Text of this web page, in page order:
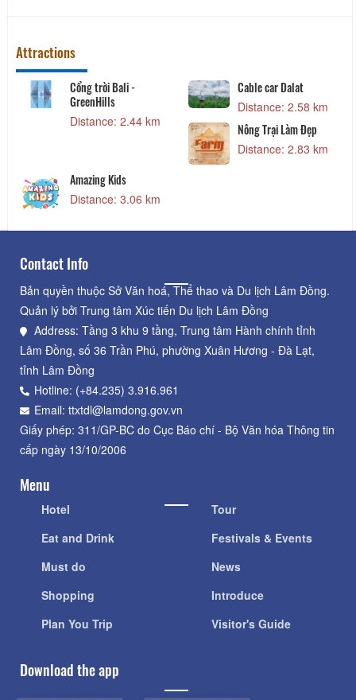
Attractions
Cổng trời Bali -
GreenHills
Distance: 2.44 km
Cable car Dalat
Distance: 2.58 km
Nông Trại Làm Đẹp
Distance: 2.83 km
Amazing Kids
Distance: 3.06 km
Contact Info
Bản quyền thuộc Sở Văn hoá, Thể thao và Du lịch Lâm Đồng.
Quản lý bởi Trung tâm Xúc tiến Du lịch Lâm Đồng
Address: Tầng 3 khu 9 tầng, Trung tâm Hành chính tỉnh
Lâm Đồng, số 36 Trần Phú, phường Xuân Hương - Đà Lạt,
tỉnh Lâm Đồng
Hotline: (+84.235) 3.916.961
Email: ttxtdl@lamdong.gov.vn
Giấy phép: 311/GP-BC do Cục Báo chí - Bộ Văn hóa Thông tin
cấp ngày 13/10/2006
Menu
Hotel
Eat and Drink
Must do
Shopping
Plan You Trip
Tour
Festivals & Events
News
Introduce
Visitor's Guide
Download the app